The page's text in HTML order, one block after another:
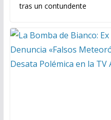
tras un contundente